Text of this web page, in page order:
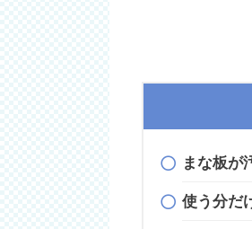
まな板が
使う分だ